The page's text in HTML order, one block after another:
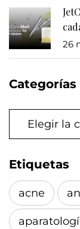
26
Categorías
Categorías
Etiquetas
acne